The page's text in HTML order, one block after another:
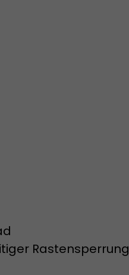
Rastensperrung